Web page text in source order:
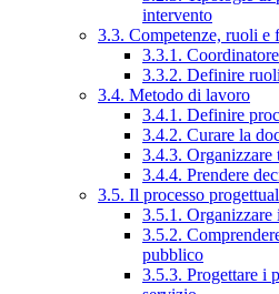
intervento
3.3. Competenze, ruoli e
3.3.1.
3.3.2. Definire
3.4. Metodo di lavoro
3.4.1. Definire
3.4.2. Curare la
3.4.3.
3.4.4. Prendere
3.5. Il processo
3.5.1. Organizzare
3.5.2.
pubblico
3.5.3. Progettare i